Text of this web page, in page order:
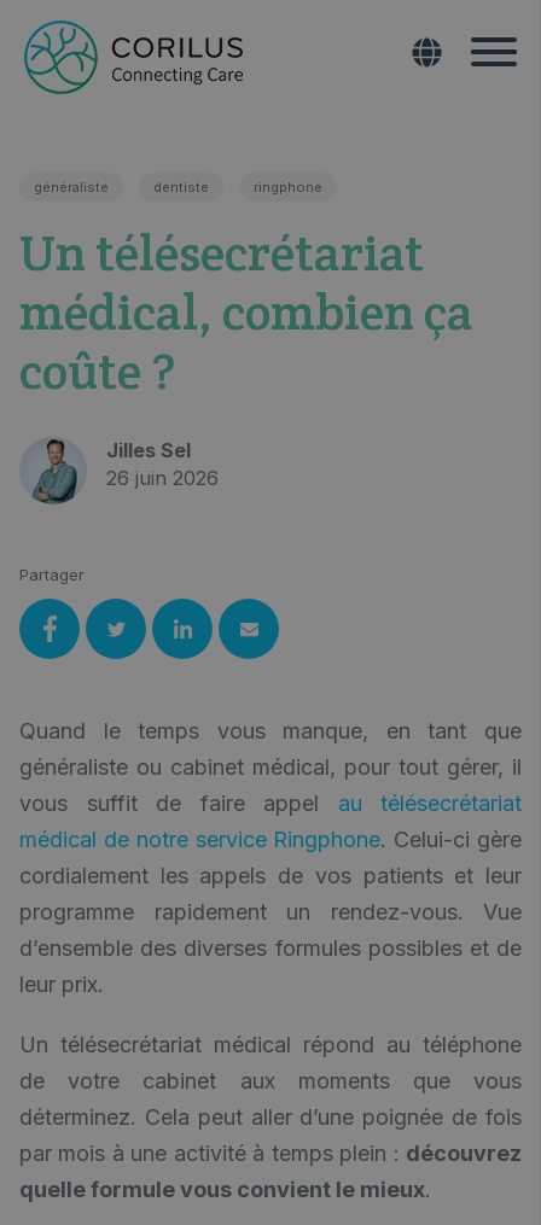
généraliste dentiste ringphone
Un télésecrétariat
médical, combien ça
coûte ?
Jilles Sel
26 juin 2026
Partager
Quand le temps vous manque, en tant que
généraliste ou cabinet médical, pour tout gérer, il
vous suffit de faire appel au télésecrétariat
médical de notre service Ringphone. Celui-ci gère
cordialement les appels de vos patients et leur
programme rapidement un rendez-vous. Vue
d’ensemble des diverses formules possibles et de
leur prix.
Un télésecrétariat médical répond au téléphone
de votre cabinet aux moments que vous
déterminez. Cela peut aller d’une poignée de fois
par mois à une activité à temps plein : découvrez
quelle formule vous convient le mieux.